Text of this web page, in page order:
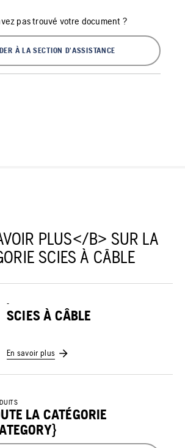
pas trouvé votre document ?
À LA SECTION D'ASSISTANCE
PLUS</B> SUR LA
SCIES À CÂBLE
-
SCIES À CÂBLE
En savoir plus
LA CATÉGORIE